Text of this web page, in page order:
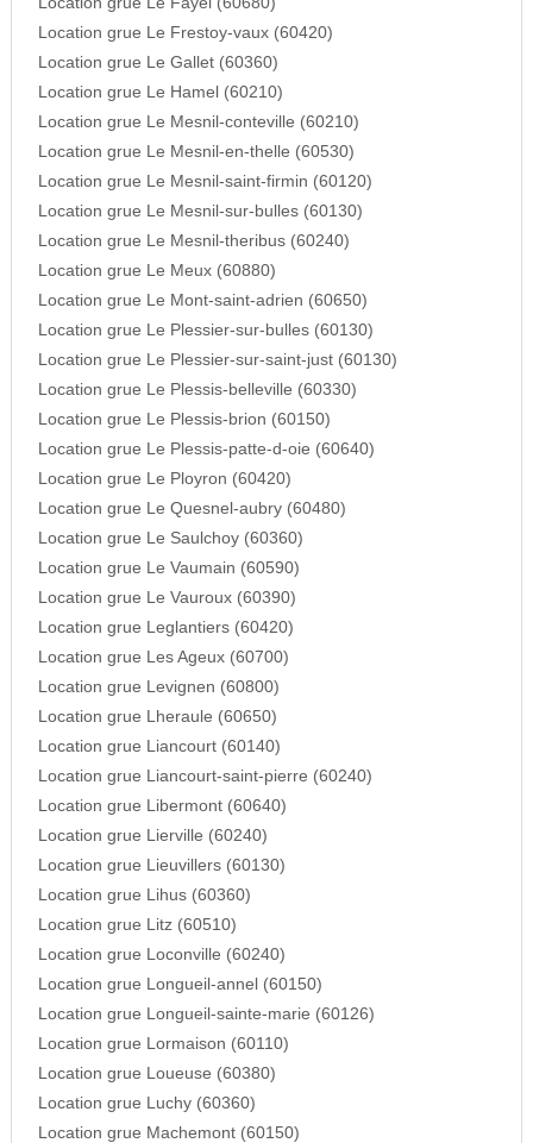
Location grue Le Frestoy-vaux (60420)
Location grue Le Gallet (60360)
Location grue Le Hamel (60210)
Location grue Le Mesnil-conteville (60210)
Location grue Le Mesnil-en-thelle (60530)
Location grue Le Mesnil-saint-firmin (60120)
Location grue Le Mesnil-sur-bulles (60130)
Location grue Le Mesnil-theribus (60240)
Location grue Le Meux (60880)
Location grue Le Mont-saint-adrien (60650)
Location grue Le Plessier-sur-bulles (60130)
Location grue Le Plessier-sur-saint-just (60130)
Location grue Le Plessis-belleville (60330)
Location grue Le Plessis-brion (60150)
Location grue Le Plessis-patte-d-oie (60640)
Location grue Le Ployron (60420)
Location grue Le Quesnel-aubry (60480)
Location grue Le Saulchoy (60360)
Location grue Le Vaumain (60590)
Location grue Le Vauroux (60390)
Location grue Leglantiers (60420)
Location grue Les Ageux (60700)
Location grue Levignen (60800)
Location grue Lheraule (60650)
Location grue Liancourt (60140)
Location grue Liancourt-saint-pierre (60240)
Location grue Libermont (60640)
Location grue Lierville (60240)
Location grue Lieuvillers (60130)
Location grue Lihus (60360)
Location grue Litz (60510)
Location grue Loconville (60240)
Location grue Longueil-annel (60150)
Location grue Longueil-sainte-marie (60126)
Location grue Lormaison (60110)
Location grue Loueuse (60380)
Location grue Luchy (60360)
Location grue Machemont (60150)